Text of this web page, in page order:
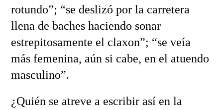
rotundo”; “se deslizó por la carretera
llena de baches haciendo sonar
estrepitosamente el claxon”; “se veía
más femenina, aún si cabe, en el atuendo
masculino”.
¿Quién se atreve a escribir así en la